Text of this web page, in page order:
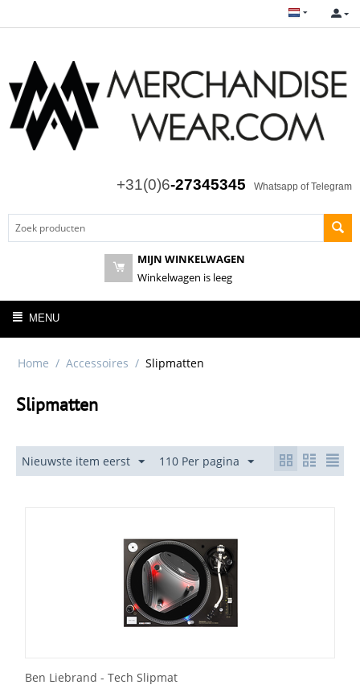
+31(0)6-27345345 Whatsapp of Telegram
MIJN WINKELWAGEN
Winkelwagen is leeg
MENU
Home / Accessoires / Slipmatten
Slipmatten
Nieuwste item eerst 110 Per pagina
Ben Liebrand - Tech Slipmat